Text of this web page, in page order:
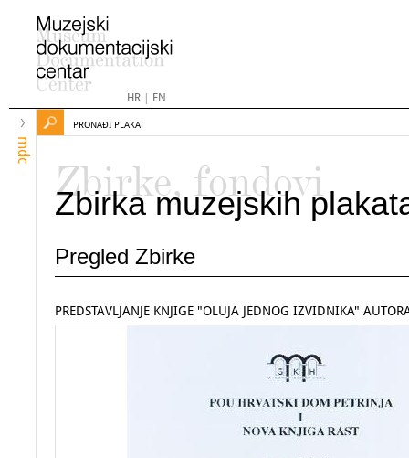
HR| EN
mdc
PRONAĐI PLAKAT
Zbirke, fondovi
Zbirka muzejskih
Pregled Zbirke
PREDSTAVLJANJE KNJIGE "OLUJA JEDNOG IZVIDNIKA"